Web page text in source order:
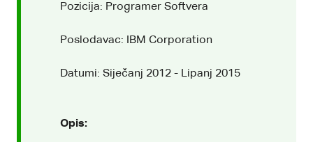
Pozicija: Programer Softvera
Poslodavac: IBM Corporation
Datumi: Siječanj 2012 - Lipanj 2015
Opis: